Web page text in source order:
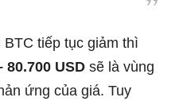
tiếp tục giảm thì
USD sẽ là vùng
ứng của giá. Tuy